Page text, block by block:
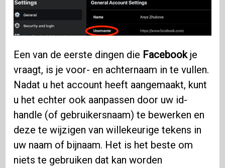
Een van de eerste dingen die Facebookje
vraagt, is je voor- en achternaam in te vullen.
Nadat u het account heeft aangemaakt, kunt
u het echter ook aanpassen door uw id-
handle (of gebruikersnaam) te bewerken en
deze te wijzigen van willekeurige tekens in
uw naam of bijnaam. Het is het beste om
niets te gebruiken dat kan worden